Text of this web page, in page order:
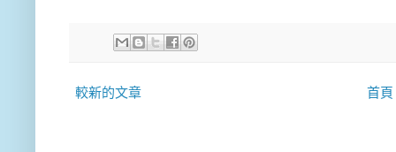
較新的文章 首頁